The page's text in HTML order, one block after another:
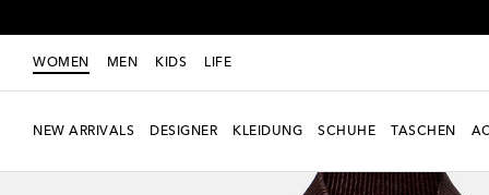
WOMEN MEN KIDS LIFE
NEW ARRIVALS DESIGNER KLEIDUNG SCHUHE TASCHEN